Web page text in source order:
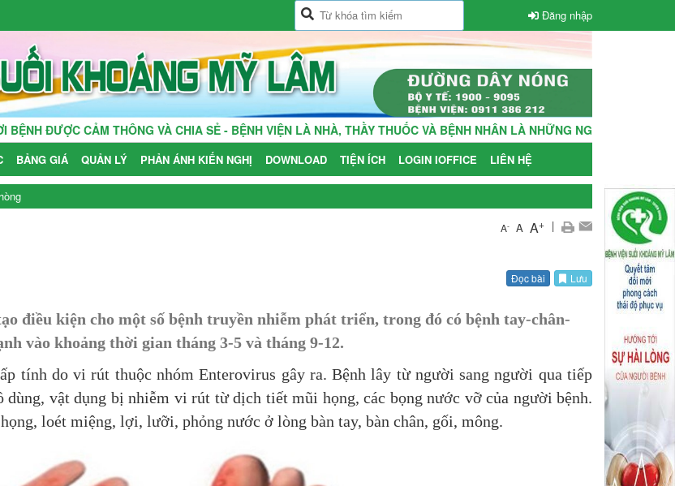
Đăng nhập
CẢM THÔNG VÀ CHIA SẺ - BỆNH VIỆN LÀ NHÀ, THẦY THUỐC VÀ BỆNH NHÂN LÀ NHỮNG NGƯỜI THÂN TRONG GIA
BẢNG GIÁ QUẢN LÝ PHẢN ÁNH KIẾN NGHỊ DOWNLOAD TIỆN ÍCH LOGIN IOFFICE LIÊN HỆ
A- A A+ |
Đọc bài Lưu
điều kiện cho một số bệnh truyền nhiễm phát triển, trong đó có bệnh tay-chân-
vào khoảng thời gian tháng 3-5 và tháng 9-12.
tính do vi rút thuộc nhóm Enterovirus gây ra. Bệnh lây từ người sang người qua tiếp
vật dụng bị nhiễm vi rút từ dịch tiết mũi họng, các bọng nước vỡ của người bệnh.
loét miệng, lợi, lưỡi, phỏng nước ở lòng bàn tay, bàn chân, gối, mông.